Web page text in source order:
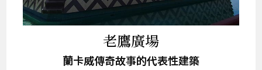
老鷹廣場
蘭卡威傳奇故事的代表性建築